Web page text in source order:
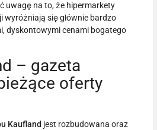
uwagę na to, że hipermarkety
wyróżniają się głównie bardzo
dyskontowymi cenami bogatego
– gazeta
oferty
Kaufland jest rozbudowana oraz